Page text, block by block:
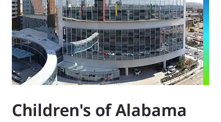
Children's of Alabama